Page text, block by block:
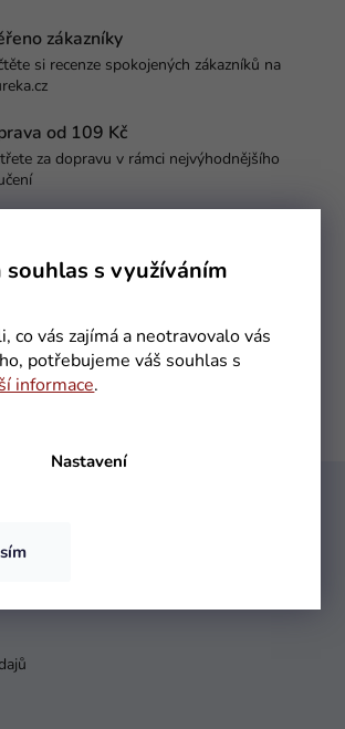
souhlas s využíváním
co vás zajímá a neotravovalo vás
potřebujeme váš souhlas s
informace.
Nastavení
zákazníky
si recenze spokojených zákazníků na
od 109 Kč
za dopravu v rámci nejvýhodnějšího
skladě
máte jistotu, že nakoupíte za nejlepší
cenu